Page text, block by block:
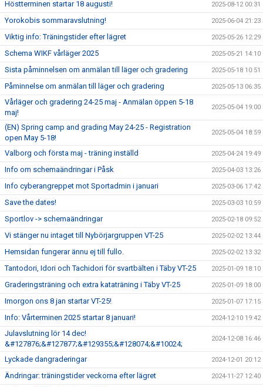
Höstterminen startar 18 augusti! 2025-08-12 00:31
Yorokobis sommaravslutning! 2025-06-04 21:23
Viktig info: Träningstider efter lägret 2025-05-26 12:29
Schema WIKF vårläger 2025 2025-05-21 14:10
Sista påminnelsen om anmälan till läger och gradering 2025-05-18 10:51
Påminnelse om anmälan till läger och gradering 2025-05-13 06:35
Vårläger och gradering 24-25 maj - Anmälan öppen 5-18
maj!
2025-05-04 19:00
(EN) Spring camp and grading May 24-25 - Registration
open May 5-18!
2025-05-04 18:59
Valborg och första maj - träning inställd 2025-04-24 19:49
Info om schemaändringar i Påsk 2025-04-03 13:26
Info cyberangreppet mot Sportadmin i januari 2025-03-06 17:42
Save the dates! 2025-03-03 10:59
Sportlov -> schemaändringar 2025-02-18 09:52
Vi stänger nu intaget till Nybörjargruppen VT-25 2025-02-02 13:44
Hemsidan fungerar ännu ej till fullo. 2025-02-02 13:32
Tantodori, Idori och Tachidori för svartbälten i Täby VT-25 2025-01-09 18:10
Graderingsträning och extra kataträning i Täby VT-25 2025-01-09 18:00
Imorgon ons 8 jan startar VT-25! 2025-01-07 17:15
Info: Vårterminen 2025 startar 8 januari! 2024-12-10 19:42
Julavslutning lör 14 dec!
&#127876;&#127877;&#129355;&#128074;&#10024;
2024-12-08 16:46
Lyckade dangraderingar 2024-12-01 20:12
Ändringar: träningstider veckorna efter lägret 2024-11-27 12:40